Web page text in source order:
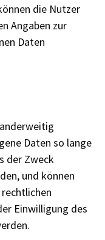
die Nutzer
Angaben zur
Daten
Daten so lange
der Zweck
und können
Einwilligung des